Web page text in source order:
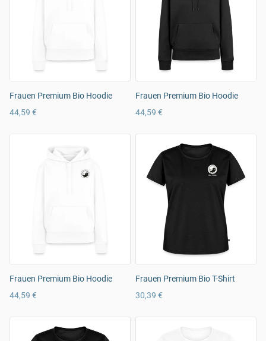
Frauen Premium Bio Hoodie
44,59 €
Frauen Premium Bio Hoodie
44,59 €
Frauen Premium Bio Hoodie
44,59 €
Frauen Premium Bio T-Shirt
30,39 €